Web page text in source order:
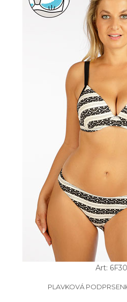
Art:
PLAVKOVÁ